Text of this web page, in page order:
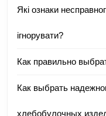
Які ознаки
ігнорувати?
Как правильно
Как выбрать
хлебобулочных